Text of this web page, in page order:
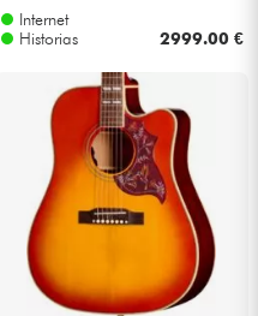
Internet
Historias
2999.00 €